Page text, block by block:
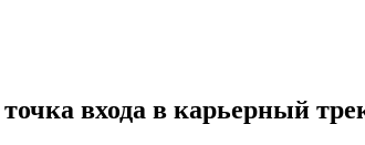
входа в карьерный